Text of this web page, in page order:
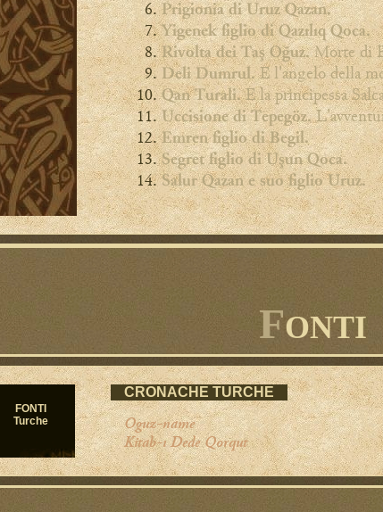
Prigionia di Uruz Qazan.
Yigenek figlio di Qazılıq Qoca.
Rivolta dei TaşOğuz.Morte di
Deli Dumrul.E l'angelo della
Qan Turali.E la principessa
Uccisione di Tepegöz.
Emren figlio di Begil.
Segret figlio di Uşun Qoca.
Salur Qazan e suo figlio Uruz.
FONTI
FONTI
Turche
CRONACHE TURCHE
Oguz-name
Kitab-ı Dede Qorqut